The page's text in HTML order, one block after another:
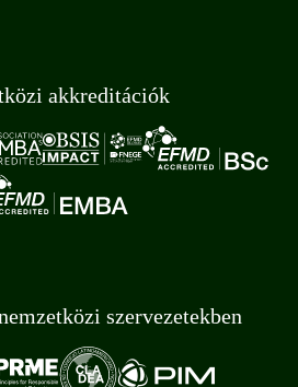
akkreditációk
szervezetekben